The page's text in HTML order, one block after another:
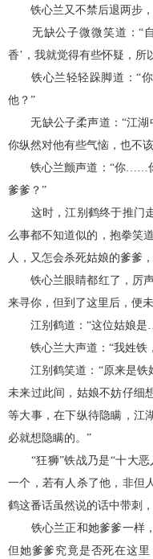
铁心兰又不禁后退两步，
无缺公子微微笑道：“自
香’，我就觉得有些怀疑，所
铁心兰轻轻跺脚道：“你
他？”
无缺公子柔声道：“江湖中
你纵然对他有些气恼，也不
铁心兰颤声道：“你……
爹爹？”
这时，江别鹤终于推门走
么事都不知道似的，抱拳笑
人，又怎会杀死姑娘的爹爹
铁心兰眼睛都红了，厉声
来寻你，但到了这里后，便
江别鹤道：“这位姑娘
铁心兰大声道：“我姓铁
江别鹤笑道：“原来是铁
未来过此间，姑娘不妨仔细
等大事，在下纵待隐瞒，江
必就想隐瞒的。”
“狂狮”铁战乃是“十大恶
一个，若有人杀了他，非但
鹤这番话虽然说的话中带刺
铁心兰正和她爹爹一样，
但她爹爹究竟是否死在这